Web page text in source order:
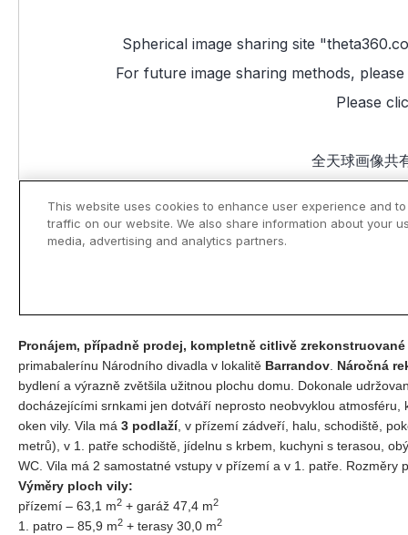
Pronájem, případně prodej, kompletně citlivě
primabalerínu Národního divadla v lokalitě Barrandov Náročná
bydlení a výrazně zvětšila užitnou plochu domu. Dokonale
docházejícími srnkami jen dotváří neprosto neobvyklou
oken vily. Vila má 3 podlaží, v přízemí zádveří, halu, schodiště,
metrů), v 1. patře schodiště, jídelnu s krbem, kuchyni s terasou,
WC. Vila má 2 samostatné vstupy v přízemí a v 1. patře.
Výměry ploch vily:
přízemí – 63,1 m2 + garáž 47,4 m2
1. patro – 85,9 m2 + terasy 30,0 m2